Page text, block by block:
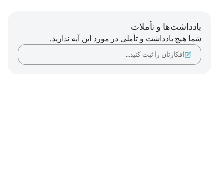
یادداشت‌ها و تأملات
شما هیچ یادداشت و تأملی در مورد این آیه ندارید.
افکارتان را ثبت کنید…